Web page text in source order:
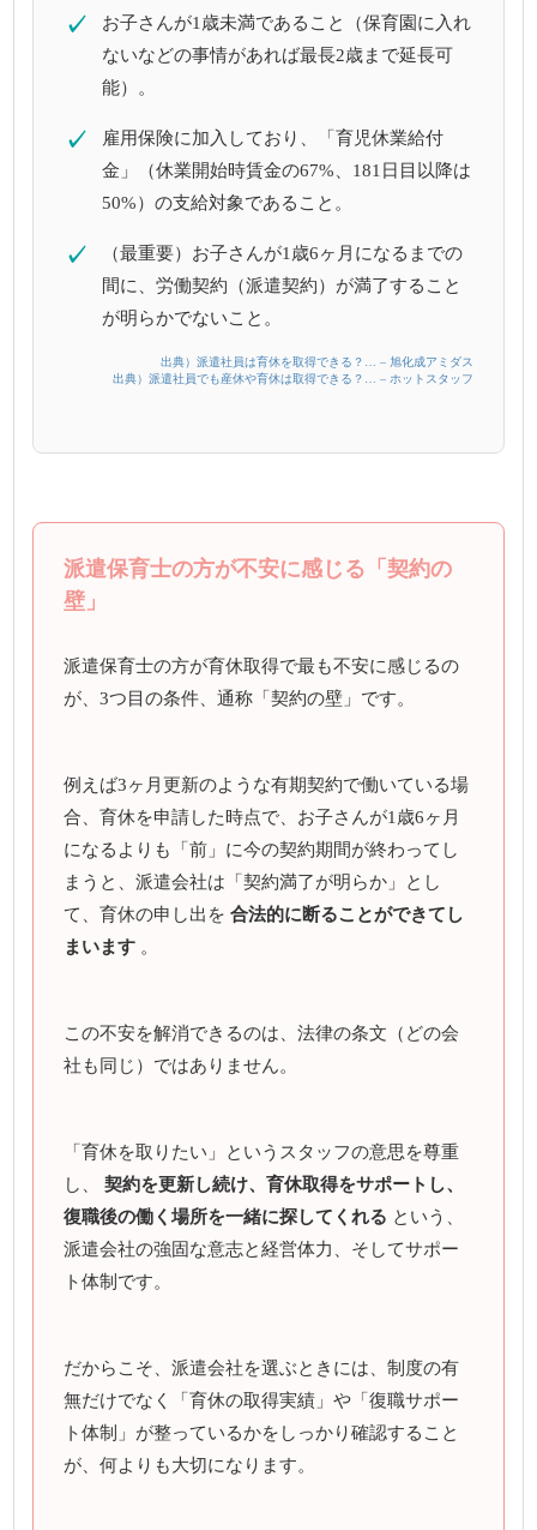
✓
お子さんが1歳未満であること（保育園に入れ
ないなどの事情があれば最長2歳まで延長可
能）。
✓
雇用保険に加入しており、「育児休業給付
金」（休業開始時賃金の67%、181日目以降は
50%）の支給対象であること。
✓
（最重要）お子さんが1歳6ヶ月になるまでの
間に、労働契約（派遣契約）が満了すること
が明らかでないこと。
出典）派遣社員は育休を取得できる？… – 旭化成アミダス
出典）派遣社員でも産休や育休は取得できる？… – ホットスタッフ
派遣保育士の方が不安に感じる「契約の
壁」
派遣保育士の方が育休取得で最も不安に感じるの
が、3つ目の条件、通称「契約の壁」です。
例えば3ヶ月更新のような有期契約で働いている場
合、育休を申請した時点で、お子さんが1歳6ヶ月
になるよりも「前」に今の契約期間が終わってし
まうと、派遣会社は「契約満了が明らか」とし
て、育休の申し出を合法的に断ることができてし
まいます 。
この不安を解消できるのは、法律の条文（どの会
社も同じ）ではありません。
「育休を取りたい」というスタッフの意思を尊重
し、契約を更新し続け、育休取得をサポートし、
復職後の働く場所を一緒に探してくれる という、
派遣会社の強固な意志と経営体力、そしてサポー
ト体制です。
だからこそ、派遣会社を選ぶときには、制度の有
無だけでなく「育休の取得実績」や「復職サポー
ト体制」が整っているかをしっかり確認すること
が、何よりも大切になります。